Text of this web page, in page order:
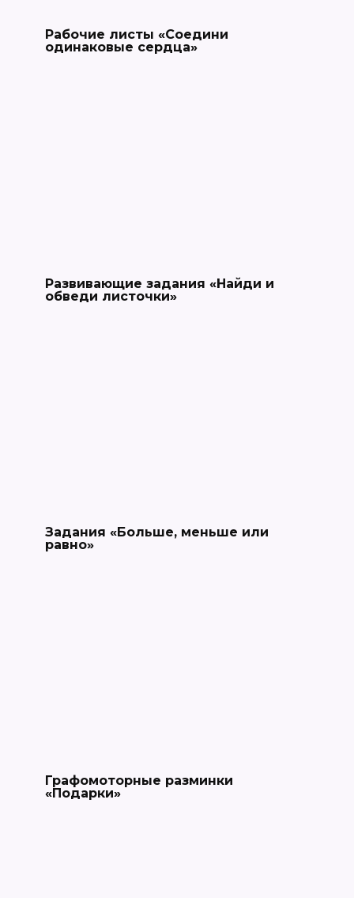
Рабочие листы «Соедини
одинаковые сердца»
Развивающие задания «Найди и
обведи листочки»
Задания «Больше, меньше или
равно»
Графомоторные разминки
«Подарки»